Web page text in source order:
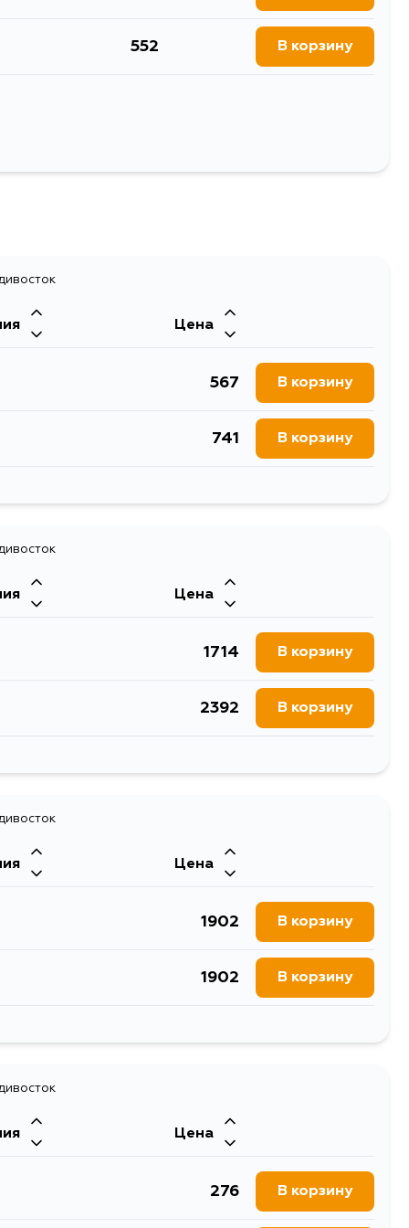
X-Trail; MAZDA 2, 3, 323, 626, Demio, MX-5;
Impreza, Legacy, Outback; HONDA Moto
552 В корзину
Цена
567 В корзину
741 В корзину
743
709 В корзину
717 В корзину
726 В корзину
Цена
1714 В корзину
2392 В корзину
1422
1316 В корзину
1397 В корзину
1523 В корзину
В корзину
Цена
1902 В корзину
1902 В корзину
1904
1902 В корзину
Цена
276 В корзину